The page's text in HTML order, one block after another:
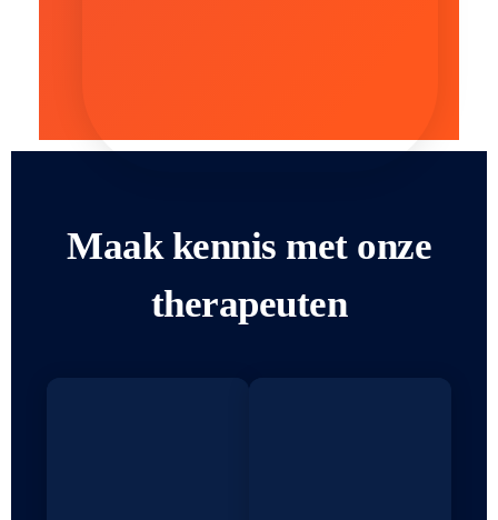
Maak kennis met onze
therapeuten